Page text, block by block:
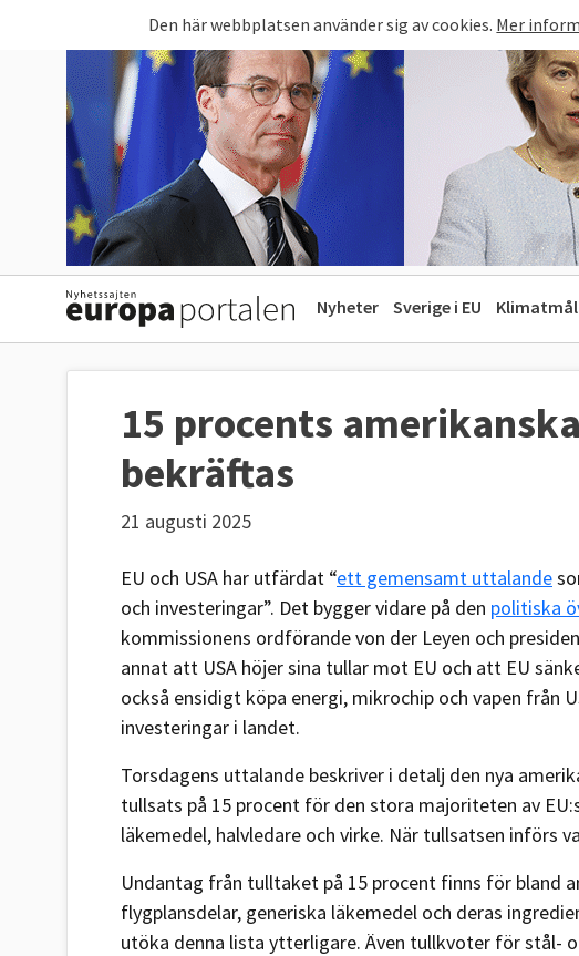
Den här webbplatsen använder sig av cookies. Mer
Nyheter Sverige i EU Klimatmål
15 procents
bekräftas
21 augusti 2025
EU och USA har utfärdat “ett gemensamt uttalande
och investeringar”. Det bygger vidare på den politiska
kommissionens ordförande von der Leyen och
annat att USA höjer sina tullar mot EU och att EU
också ensidigt köpa energi, mikrochip och vapen från
investeringar i landet.
Torsdagens uttalande beskriver i detalj den nya
tullsats på 15 procent för den stora majoriteten av
läkemedel, halvledare och virke. När tullsatsen införs
Undantag från tulltaket på 15 procent finns för bland
flygplansdelar, generiska läkemedel och deras
utöka denna lista ytterligare. Även tullkvoter för stål-